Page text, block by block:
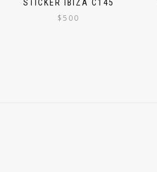
STICKER IBIZA C145
$500